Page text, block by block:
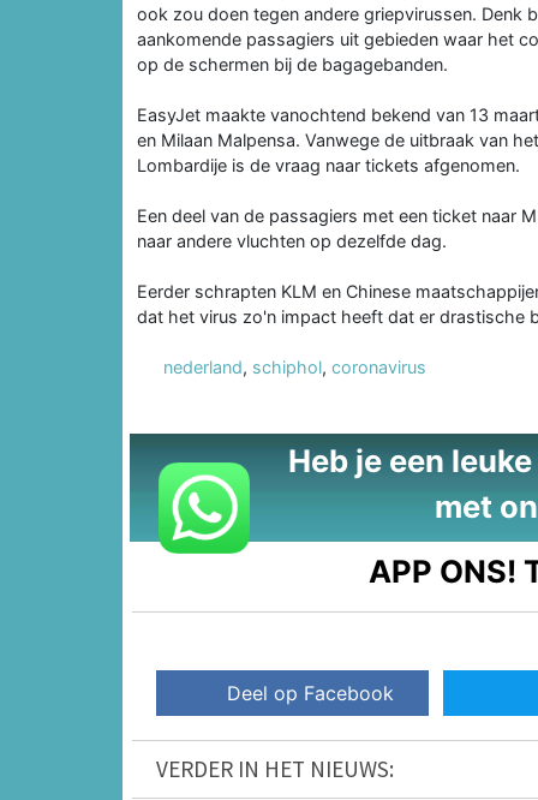
ook zou doen tegen andere griepvirussen. Denk
aankomende passagiers uit gebieden waar het
op de schermen bij de bagagebanden.
EasyJet maakte vanochtend bekend van 13
en Milaan Malpensa. Vanwege de uitbraak van
Lombardije is de vraag naar tickets afgenomen.
Een deel van de passagiers met een ticket naar
naar andere vluchten op dezelfde dag.
Eerder schrapten KLM en Chinese
dat het virus zo'n impact heeft dat er drastische
nederland, schiphol, coronavirus
Heb je een
met
APP ONS!
Deel op Facebook
VERDER IN HET NIEUWS: